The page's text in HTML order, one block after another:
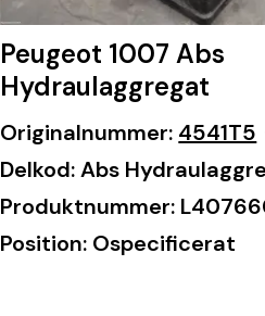
Peugeot 1007 Abs
Hydraulaggregat
Originalnummer: 4541T5
Delkod: Abs
Produktnummer:
Position: Ospecificerat